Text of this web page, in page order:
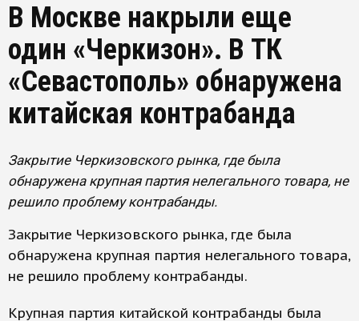
В Москве накрыли еще
один «Черкизон». В ТК
«Севастополь» обнаружена
китайская контрабанда
Закрытие Черкизовского рынка, где была
обнаружена крупная партия нелегального товара, не
решило проблему контрабанды.
Закрытие Черкизовского рынка, где была
обнаружена крупная партия нелегального товара,
не решило проблему контрабанды.
Крупная партия китайской контрабанды была